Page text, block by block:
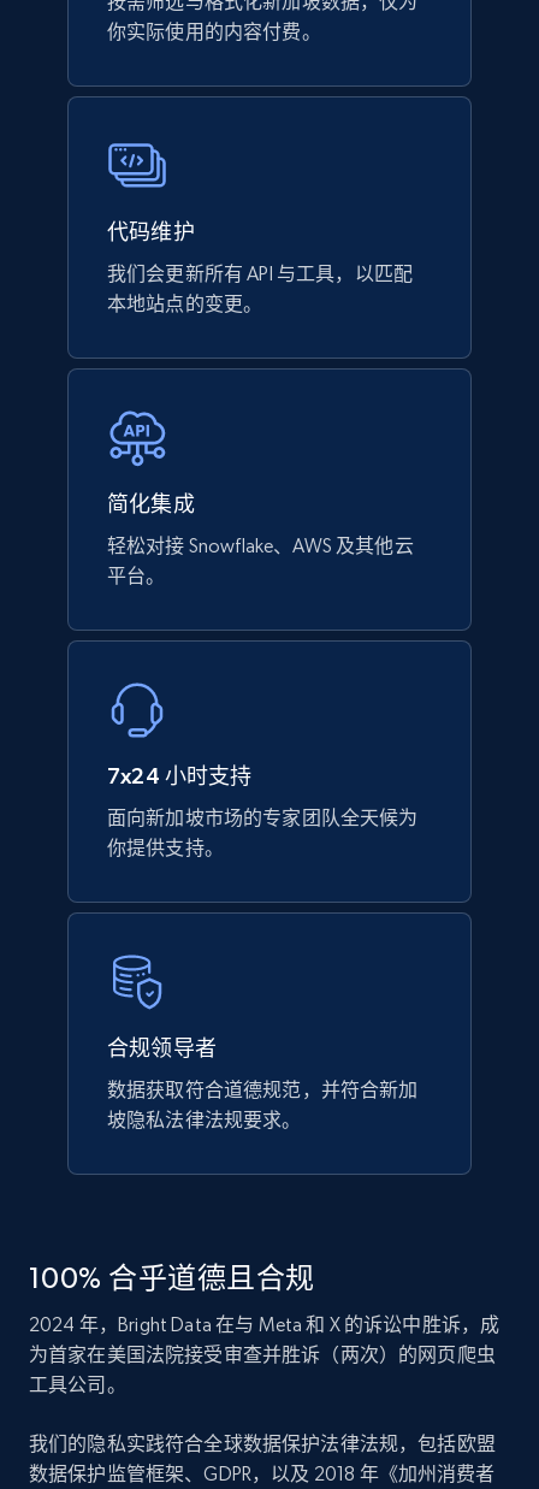
你实际使用的内容付费。
代码维护
我们会更新所有 API 与工具，以匹配
本地站点的变更。
简化集成
轻松对接 Snowflake、AWS 及其他云
平台。
7x24 小时支持
面向新加坡市场的专家团队全天候为
你提供支持。
合规领导者
数据获取符合道德规范，并符合新加
坡隐私法律法规要求。
100% 合乎道德且合规
2024 年，Bright Data 在与 Meta 和 X 的诉讼中胜诉，成
为首家在美国法院接受审查并胜诉（两次）的网页爬虫
工具公司。
我们的隐私实践符合全球数据保护法律法规，包括欧盟
数据保护监管框架、GDPR，以及 2018 年《加州消费者